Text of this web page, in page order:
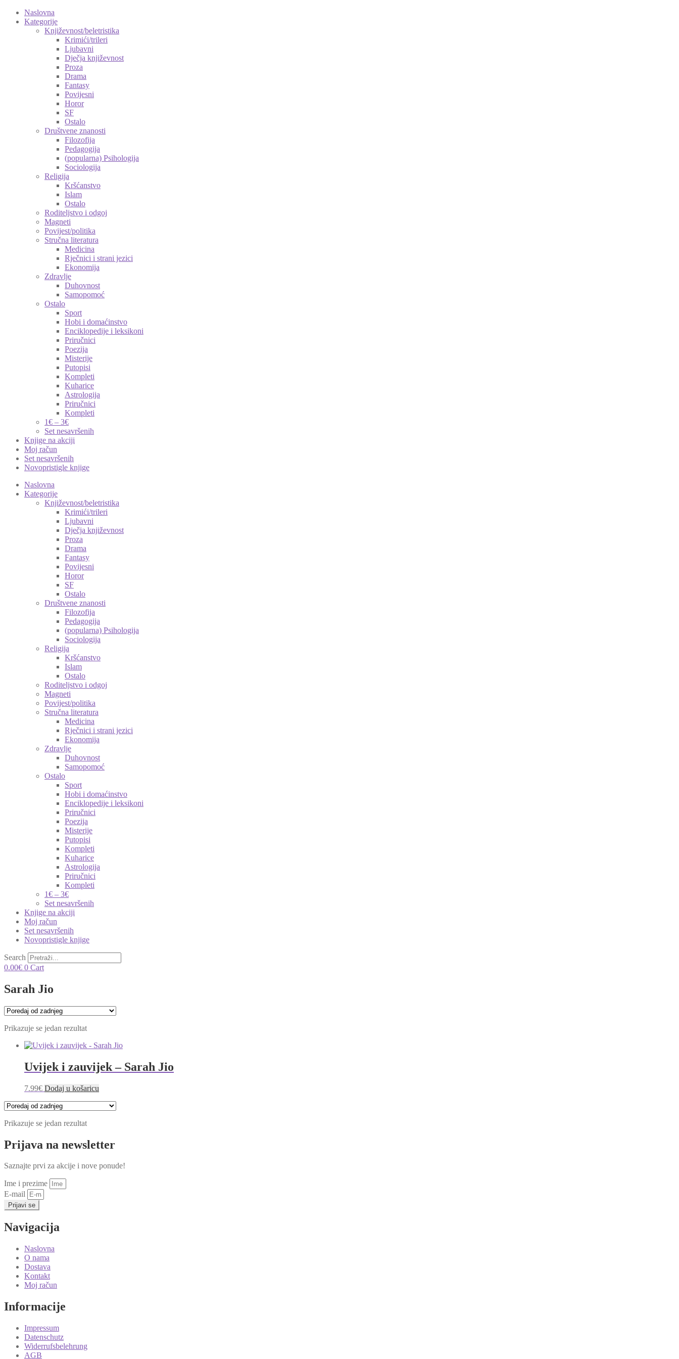
Naslovna
Kategorije
Književnost/beletristika
Krimići/trileri
Ljubavni
Dječja književnost
Proza
Drama
Fantasy
Povijesni
Horor
SF
Ostalo
Društvene znanosti
Filozofija
Pedagogija
(popularna) Psihologija
Sociologija
Religija
Kršćanstvo
Islam
Ostalo
Roditeljstvo i odgoj
Magneti
Povijest/politika
Stručna literatura
Medicina
Rječnici i strani jezici
Ekonomija
Zdravlje
Duhovnost
Samopomoć
Ostalo
Sport
Hobi i domaćinstvo
Enciklopedije i leksikoni
Priručnici
Poezija
Misterije
Putopisi
Kompleti
Kuharice
Astrologija
Priručnici
Kompleti
1€ – 3€
Set nesavršenih
Knjige na akciji
Moj račun
Set nesavršenih
Novopristigle knjige
Naslovna
Kategorije
Književnost/beletristika
Krimići/trileri
Ljubavni
Dječja književnost
Proza
Drama
Fantasy
Povijesni
Horor
SF
Ostalo
Društvene znanosti
Filozofija
Pedagogija
(popularna) Psihologija
Sociologija
Religija
Kršćanstvo
Islam
Ostalo
Roditeljstvo i odgoj
Magneti
Povijest/politika
Stručna literatura
Medicina
Rječnici i strani jezici
Ekonomija
Zdravlje
Duhovnost
Samopomoć
Ostalo
Sport
Hobi i domaćinstvo
Enciklopedije i leksikoni
Priručnici
Poezija
Misterije
Putopisi
Kompleti
Kuharice
Astrologija
Priručnici
Kompleti
1€ – 3€
Set nesavršenih
Knjige na akciji
Moj račun
Set nesavršenih
Novopristigle knjige
Search
0.00€ 0 Cart
Sarah Jio
Prikazuje se jedan rezultat
Uvijek i zauvijek – Sarah Jio
7.99€ Dodaj u košaricu
Prikazuje se jedan rezultat
Prijava na newsletter
Saznajte prvi za akcije i nove ponude!
Ime i prezime
E-mail
Prijavi se
Navigacija
Naslovna
O nama
Dostava
Kontakt
Moj račun
Informacije
Impressum
Datenschutz
Widerrufsbelehrung
AGB